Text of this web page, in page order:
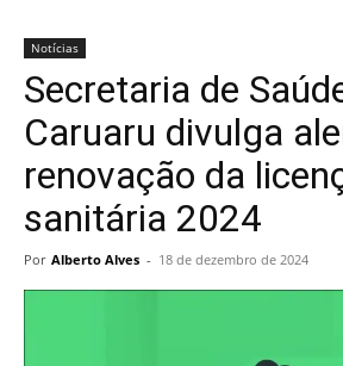
Alberto
Notícias
Secretaria de
Caruaru divulga
renovação da
sanitária 2024
Por Alberto Alves - 18 de dezembro de 2024